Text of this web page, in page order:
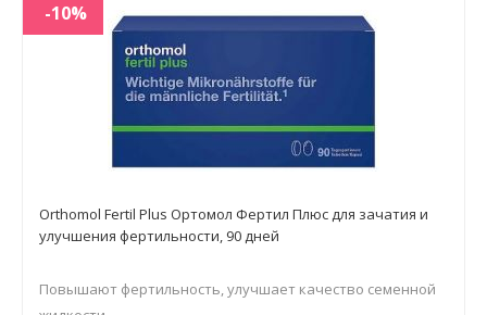
-10%
Orthomol Fertil Plus Ортомол Фертил Плюс для зачатия и
улучшения фертильности, 90 дней
Повышают фертильность, улучшает качество семенной